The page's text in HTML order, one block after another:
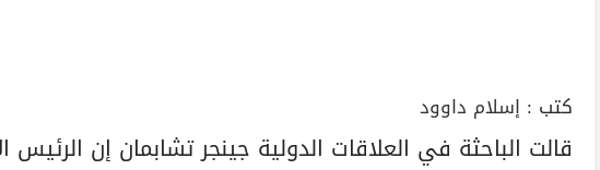
كتب : إسلام داوود
قالت الباحثة في العلاقات الدولية جينجر تشابمان إن